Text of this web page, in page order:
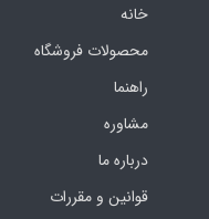
خانه
محصولات فروشگاه
راهنما
مشاوره
درباره ما
قوانین و مقررات